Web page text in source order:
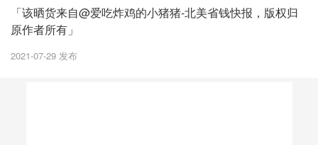
「该晒货来自@爱吃炸鸡的小猪猪-北美省钱快报，版权归
原作者所有」
2021-07-29 发布